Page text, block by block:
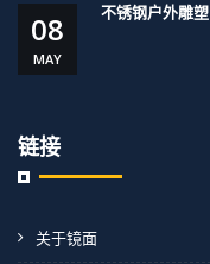
08
MAY
不锈钢户外雕塑
链接
关于镜面